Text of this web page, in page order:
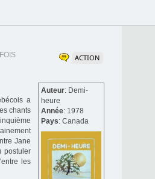
ACTION
Auteur: Demi-
heure
Année: 1978
Pays: Canada
a
chants
Jane
postuler
les